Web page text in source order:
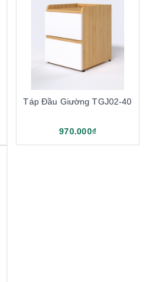
Táp Đầu Giường TGJ02-40
970.000₫